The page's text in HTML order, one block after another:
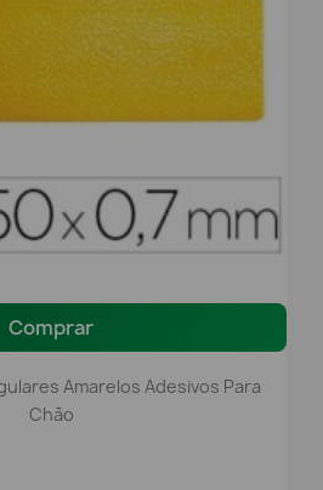
Comprar
Amarelos Adesivos Para
Chão